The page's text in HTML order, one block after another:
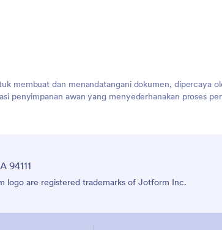
membuat dan menandatangani dokumen, dipercaya
penyimpanan awan yang menyederhanakan proses
94111
are registered trademarks of Jotform Inc.